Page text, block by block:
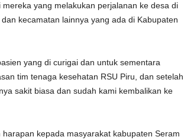
yang melakukan perjalanan ke desa di
kecamatan lainnya yang ada di Kabupaten
yang di curigai dan untuk sementara
tim tenaga kesehatan RSU Piru, dan setelah
sakit biasa dan sudah kami kembalikan ke
kepada masyarakat kabupaten Seram